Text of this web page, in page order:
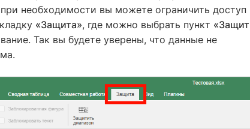
необходимости вы можете ограничить доступ
«Защита», где можно выбрать пункт
Так вы будете уверены, что данные не